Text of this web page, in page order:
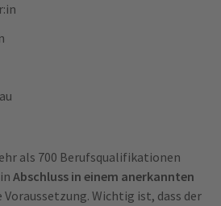
als 700 Berufsqualifikationen
Abschluss in einem anerkannten
Voraussetzung. Wichtig ist, dass der